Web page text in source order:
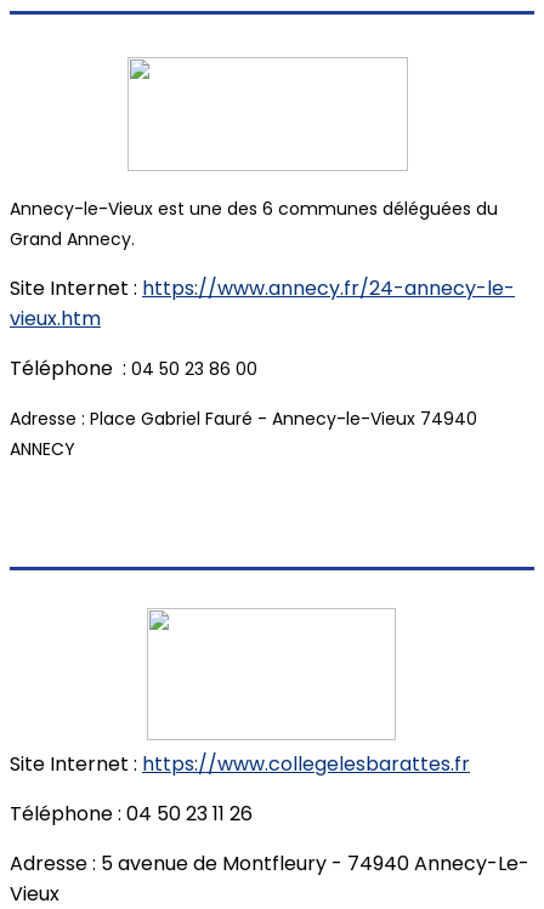
Annecy-le-Vieux est une des 6 communes déléguées du
Grand Annecy.
Site Internet : https://www.annecy.fr/24-annecy-le-
vieux.htm
Téléphone : 04 50 23 86 00
Adresse : Place Gabriel Fauré - Annecy-le-Vieux 74940
ANNECY
Site Internet : https://www.collegelesbarattes.fr
Téléphone : 04 50 23 11 26
Adresse : 5 avenue de Montfleury - 74940 Annecy-Le-
Vieux